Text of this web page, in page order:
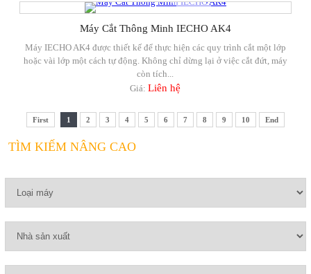
Máy Cắt Thông Minh IECHO AK4
Máy IECHO AK4 được thiết kế để thực hiện các quy trình cắt một lớp
hoặc vài lớp một cách tự động. Không chỉ dừng lại ở việc cắt đứt, máy
còn tích...
Giá:Liên hệ
First 1 2 3 4 5 6 7 8 9 10 End
TÌM KIẾM NÂNG CAO